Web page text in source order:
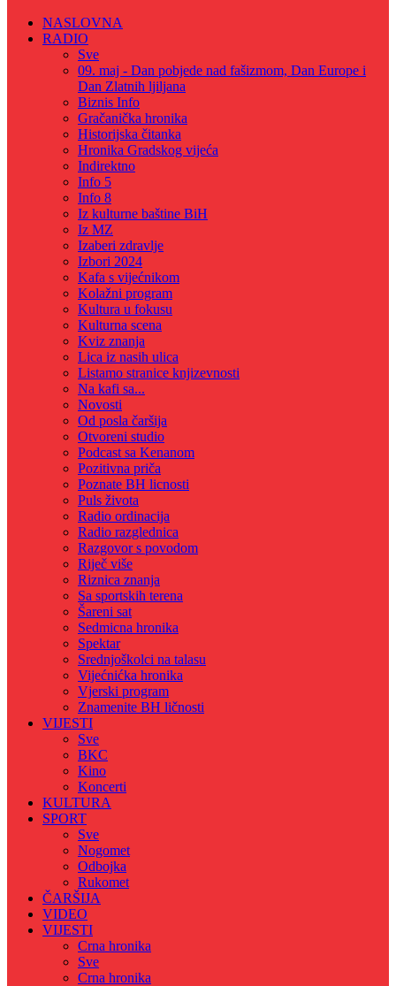
NASLOVNA
RADIO
Sve
09. maj - Dan pobjede nad fašizmom, Dan Europe i
Dan Zlatnih ljiljana
Biznis Info
Gračanička hronika
Historijska čitanka
Hronika Gradskog vijeća
Indirektno
Info 5
Info 8
Iz kulturne baštine BiH
Iz MZ
Izaberi zdravlje
Izbori 2024
Kafa s vijećnikom
Kolažni program
Kultura u fokusu
Kulturna scena
Kviz znanja
Lica iz nasih ulica
Listamo stranice knjizevnosti
Na kafi sa...
Novosti
Od posla čaršija
Otvoreni studio
Podcast sa Kenanom
Pozitivna priča
Poznate BH licnosti
Puls života
Radio ordinacija
Radio razglednica
Razgovor s povodom
Riječ više
Riznica znanja
Sa sportskih terena
Šareni sat
Sedmicna hronika
Spektar
Srednjoškolci na talasu
Vijećnićka hronika
Vjerski program
Znamenite BH ličnosti
VIJESTI
Sve
BKC
Kino
Koncerti
KULTURA
SPORT
Sve
Nogomet
Odbojka
Rukomet
ČARŠIJA
VIDEO
VIJESTI
Crna hronika
Sve
Crna hronika